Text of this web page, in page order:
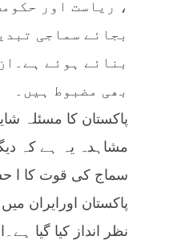
، ریاست اور
بجائے سماجی
بنائے ہوئے
بھی مضبوط ہیں۔
پاکستان کا مسئلہ
مشاہدہ یہ ہے کہ
سماج کی قوت کا ا
پاکستان اورایران
نظر انداز کیا گیا